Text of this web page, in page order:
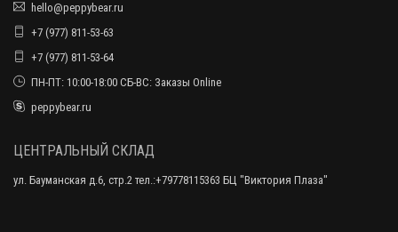
hello@peppybear.ru
+7 (977) 811-53-63
+7 (977) 811-53-64
ПН-ПТ: 10:00-18:00 СБ-ВС: Заказы Online
peppybear.ru
ЦЕНТРАЛЬНЫЙ СКЛАД
ул. Бауманская д.6, стр.2 тел.:+79778115363 БЦ "Виктория Плаза"